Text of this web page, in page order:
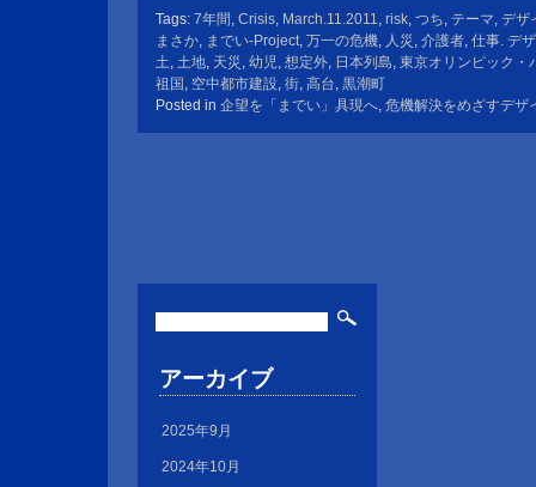
Tags: 7年間 Crisis March.11.2011 risk つち テーマ デザ
まさか までい-Project 万一の危機 人災 介護者 仕事. デ
土 土地 天災 幼児 想定外 日本列島 東京オリンピック・
祖国 空中都市建設 街 高台 黒潮町
Posted in 企望を「までい」具現へ 危機解決をめざすデザ
アーカイブ
2025年9月
2024年10月